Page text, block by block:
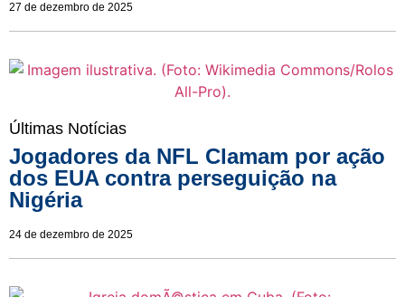
27 de dezembro de 2025
Últimas Notícias
Jogadores da NFL Clamam por ação
dos EUA contra perseguição na
Nigéria
24 de dezembro de 2025